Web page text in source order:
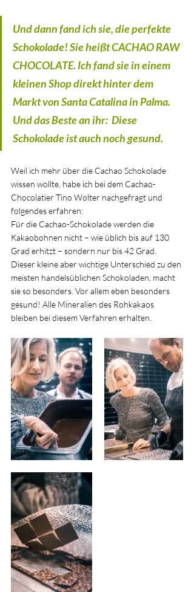
Und dann fand ich sie, die perfekte
Schokolade! Sie heißt CACHAO RAW
CHOCOLATE. Ich fand sie in einem
kleinen Shop direkt hinter dem
Markt von Santa Catalina in Palma.
Und das Beste an ihr:  Diese
Schokolade ist auch noch gesund.
Weil ich mehr über die Cachao Schokolade
wissen wollte, habe ich bei dem Cachao-
Chocolatier Tino Wolter nachgefragt und
folgendes erfahren:
Für die Cachao-Schokolade werden die
Kakaobohnen nicht – wie üblich bis auf 130
Grad erhitzt – sondern nur bis 42 Grad.
Dieser kleine aber wichtige Unterschied zu den
meisten handelsüblichen Schokoladen, macht
sie so besonders. Vor allem eben besonders
gesund! Alle Mineralien des Rohkakaos
bleiben bei diesem Verfahren erhalten.